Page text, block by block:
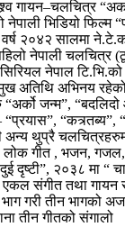
गायन–चलचित्र
नेपाली भिडियो
२०४२ सालमा
नेपाली चलचित्र
नेपाल
अतिथि अभिनय
जन्म”, “बदलिदो
“कत्र्तब्य”,
थुप्रै
लोक गीत , भजन,
दृष्टी”, २०३८ मा “
संगीत तथा गायन
भाग गरी तीन
तीन गीतको संगालो